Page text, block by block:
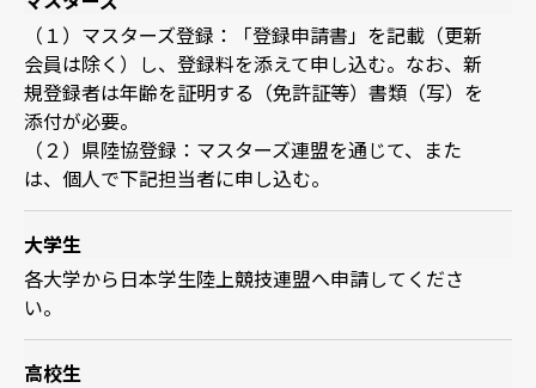
（１）マスターズ登録：「登録申請書」を記載（更新
会員は除く）し、登録料を添えて申し込む。なお、新
規登録者は年齢を証明する（免許証等）書類（写）を
添付が必要。
（２）県陸協登録：マスターズ連盟を通じて、また
は、個人で下記担当者に申し込む。
大学生
各大学から日本学生陸上競技連盟へ申請してくださ
い。
高校生